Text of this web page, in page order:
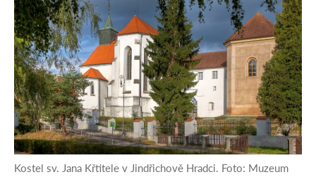
Kostel sv. Jana Křtitele v Jindřichově Hradci. Foto: Muzeum